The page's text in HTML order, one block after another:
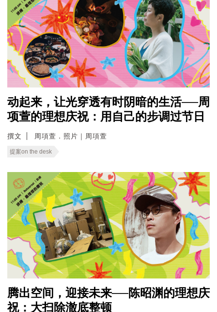
动起来，让光穿透有时阴暗的生活──周
项萱的理想庆祝：用自己的步调过节日
撰文 周項萱．照片｜周項萱
提案on the desk
腾出空间，迎接未来──陈昭渊的理想庆
祝：大扫除澈底整顿